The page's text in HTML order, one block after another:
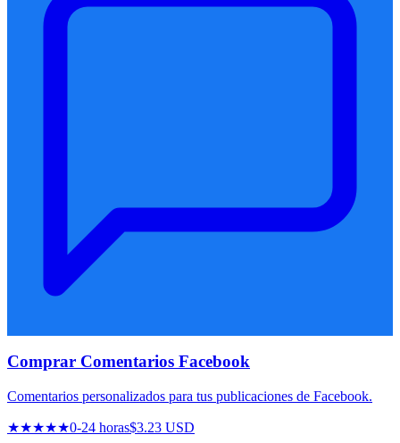
Comprar Comentarios Facebook
Comentarios personalizados para tus publicaciones de Facebook.
★★★★★0-24 horas$3.23 USD